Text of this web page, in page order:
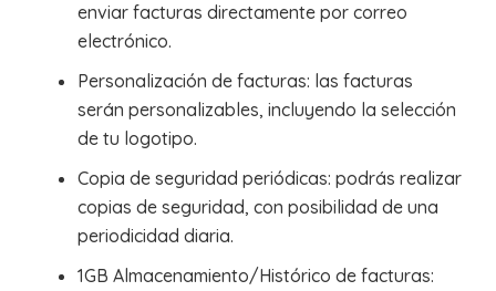
enviar facturas directamente por correo
electrónico.
Personalización de facturas: las facturas
serán personalizables, incluyendo la selección
de tu logotipo.
Copia de seguridad periódicas: podrás realizar
copias de seguridad, con posibilidad de una
periodicidad diaria.
1GB Almacenamiento/Histórico de facturas: